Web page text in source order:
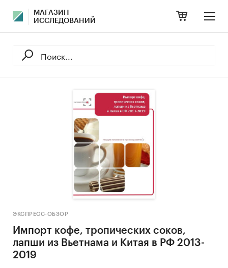
МАГАЗИН
ИССЛЕДОВАНИЙ
ЭКСПРЕСС-ОБЗОР
Импорт кофе, тропических соков,
лапши из Вьетнама и Китая в РФ 2013-
2019